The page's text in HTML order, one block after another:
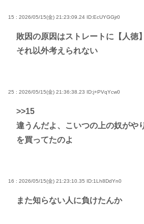
15 : 2026/05/15(金) 21:23:09.24 ID:EcUYGGjr0
敗因の原因はストレートに【人徳
それ以外考えられない
25 : 2026/05/15(金) 21:36:38.23 ID:j+PVqYcw0
>>15
違うんだよ、こいつの上の奴がや
を買ってたのよ
16 : 2026/05/15(金) 21:23:10.35 ID:1Lh8DdYn0
また知らない人に負けたんか